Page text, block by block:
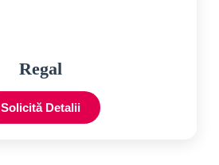
Regal
Solicită Detalii